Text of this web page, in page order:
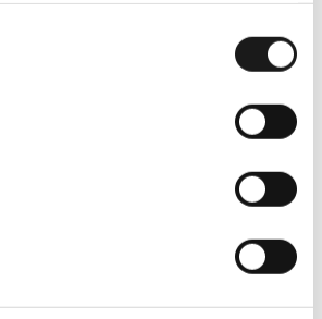
– 13:00 | 14:00 – 18:00
– 13:00 | 14:00 – 17:00